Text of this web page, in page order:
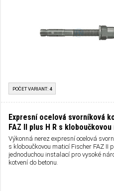
POČET VARIANT:4
Expresní ocelová svorníková
FAZ II plus H R s
Výkonná nerez expresní ocelová
s kloboučkovou maticí Fischer FAZ II
jednoduchou instalací pro vysoké
kotvení do betonu.